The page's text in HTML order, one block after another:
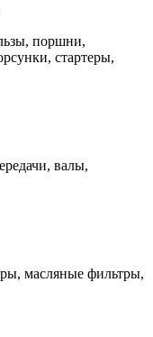
поршни,
стартеры,
валы,
масляные фильтры,